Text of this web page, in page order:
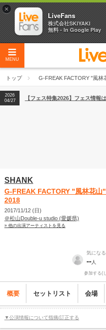
MENU
トップ G-FREAK FACTORY "風林
2026
04/27
2026
【ライブ動員ランキング】2026
2026
04/27
【フェス特集2026】フェス情報
SHANK
G-FREAK FACTORY "風林花山
2018
2017/11/12 (日)
＠松山Double-u studio (愛媛県)
» 他の出演アーティストを見る
気になる
--人
参加する(
概要 セットリスト 会場
▼公演情報について指摘/訂正する
×
LiveFans
株式会社SKIYAKI
無料 - In Google Play